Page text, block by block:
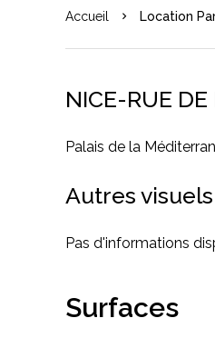
Accueil Location
NICE-RUE
Palais de la
Autres visuels
Pas d'informations
Surfaces